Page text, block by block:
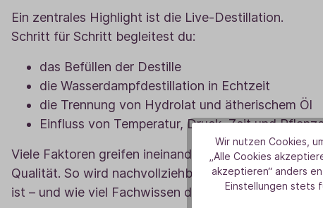
Ein zentrales Highlight ist die Live-Destillation.
Schritt für Schritt begleitest du:
das Befüllen der Destille
die Wasserdampfdestillation in Echtzeit
die Trennung von Hydrolat und ätherischem Öl
Einfluss von Temperatur, Druck, Zeit und
Viele Faktoren greifen ineinander – und entscheiden
Qualität. So wird nachvollziehbar, wie sensibel der
ist – und wie viel Fachwissen dahintersteht.
Wir nutzen Cookies,
„Alle Cookies
akzeptieren“ anders
Einstellungen stets